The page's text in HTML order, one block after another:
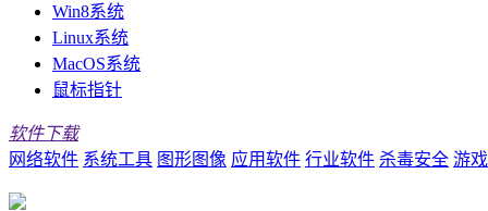
Win8系统
Linux系统
MacOS系统
鼠标指针
软件下载
网络软件 系统工具 图形图像 应用软件 行业软件 杀毒安全 游